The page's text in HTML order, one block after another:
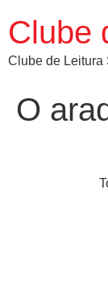
Clube
Clube de Leitura
O